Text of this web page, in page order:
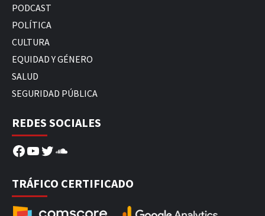
PODCAST
POLÍTICA
CULTURA
EQUIDAD Y GÉNERO
SALUD
SEGURIDAD PÚBLICA
REDES SOCIALES
Facebook
YouTube
Twitter
SoundCloud
TRÁFICO CERTIFICADO